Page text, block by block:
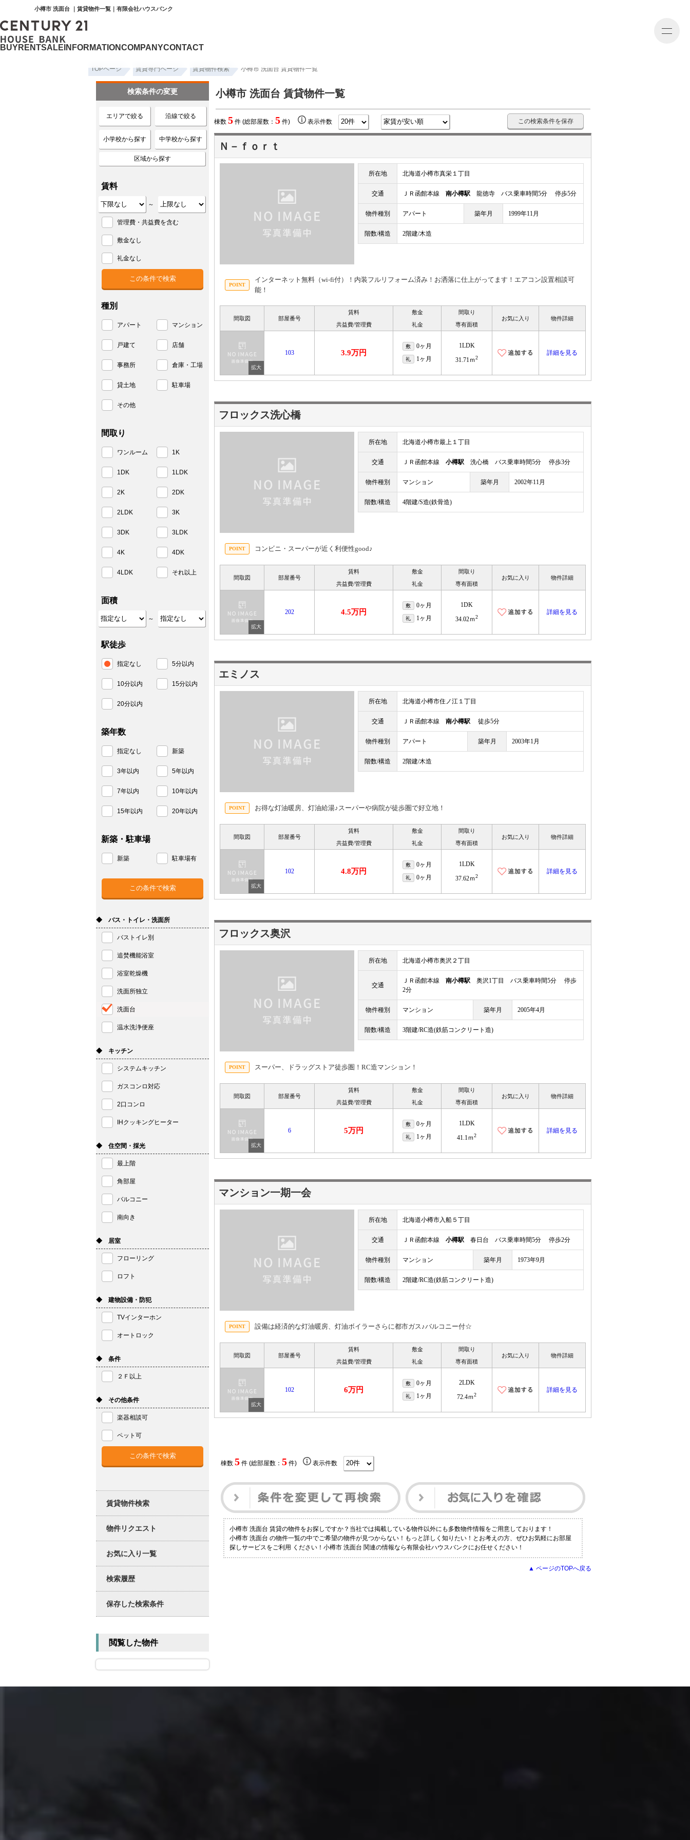
小樽市 洗面台 ｜賃貸物件一覧｜有限会社ハウスバンク
BUYRENTSALE INFORMATIONCOMPANYCONTACT
買いたい
お気に入り
閲覧履歴
保存した条件
会員登録
ログイン
マイページ
売却の流れ
売却時の諸費用
高く売るポイント
売却査定フォーム
借りたい
お気に入り
閲覧履歴
保存した条件
貸したい
初期費用設定について
入居条件の緩和
ハウスバンク
お客様の声
TOPページ 賃貸専門ページ 賃貸物件検索 小樽市 洗面台 賃貸物件一覧
小樽市 洗面台 賃貸物件一覧
棟数 5 件 (総部屋数： 5 件) 表示件数 この検索条件を保存
Ｎ－ｆｏｒｔ
所在地 北海道小樽市真栄１丁目
交通 ＪＲ函館本線 南小樽駅 龍徳寺 バス乗車時間5分 停歩5分
物件種別 アパート 築年月 1999年11月
階数/構造 2階建/木造
インターネット無料（wi-fi付）！内装フルリフォーム済み！お洒落に仕上がってます！エアコン設置相談可
能！
間取図 部屋番号
賃料
共益費/管理費
敷金
礼金
間取り
専有面積
お気に入り 物件詳細
103 3.9万円
敷 0ヶ月
礼 1ヶ月
1LDK
31.71ｍ2
詳細を見る
フロックス洗心橋
所在地 北海道小樽市最上１丁目
交通 ＪＲ函館本線 小樽駅 洗心橋 バス乗車時間5分 停歩3分
物件種別 マンション 築年月 2002年11月
階数/構造 4階建/S造(鉄骨造)
コンビニ・スーパーが近く利便性good♪
間取図 部屋番号
賃料
共益費/管理費
敷金
礼金
間取り
専有面積
お気に入り 物件詳細
202 4.5万円
敷 0ヶ月
礼 1ヶ月
1DK
34.02ｍ2
詳細を見る
エミノス
所在地 北海道小樽市住ノ江１丁目
交通 ＪＲ函館本線 南小樽駅 徒歩5分
物件種別 アパート 築年月 2003年1月
階数/構造 2階建/木造
お得な灯油暖房、灯油給湯♪スーパーや病院が徒歩圏で好立地！
間取図 部屋番号
賃料
共益費/管理費
敷金
礼金
間取り
専有面積
お気に入り 物件詳細
102 4.8万円
敷 0ヶ月
礼 0ヶ月
1LDK
37.62ｍ2
詳細を見る
フロックス奥沢
所在地 北海道小樽市奥沢２丁目
交通
ＪＲ函館本線 南小樽駅 奥沢1丁目 バス乗車時間5分 停歩
2分
物件種別 マンション 築年月 2005年4月
階数/構造 3階建/RC造(鉄筋コンクリート造)
スーパー、ドラッグストア徒歩圏！RC造マンション！
間取図 部屋番号
賃料
共益費/管理費
敷金
礼金
間取り
専有面積
お気に入り 物件詳細
6 5万円
敷 0ヶ月
礼 1ヶ月
1LDK
41.1ｍ2
詳細を見る
マンション一期一会
所在地 北海道小樽市入船５丁目
交通 ＪＲ函館本線 小樽駅 春日台 バス乗車時間5分 停歩2分
物件種別 マンション 築年月 1973年9月
階数/構造 2階建/RC造(鉄筋コンクリート造)
設備は経済的な灯油暖房、灯油ボイラーさらに都市ガス♪バルコニー付☆
間取図 部屋番号
賃料
共益費/管理費
敷金
礼金
間取り
専有面積
お気に入り 物件詳細
102 6万円
敷 0ヶ月
礼 1ヶ月
2LDK
72.4ｍ2
詳細を見る
棟数 5件 (総部屋数： 5件) 表示件数
小樽市 洗面台 賃貸の物件をお探しですか？当社では掲載している物件以外にも多数物件情報をご用意しております！
小樽市 洗面台 の物件一覧の中でご希望の物件が見つからない！もっと詳しく知りたい！とお考えの方、ぜひお気軽にお部屋
探しサービスをご利用 ください！小樽市 洗面台 関連の情報なら有限会社ハウスバンクにお任せください！
▲ ページのTOPへ戻る
検索条件の変更
エリアで絞る 沿線で絞る
小学校から探す 中学校から探す
区域から探す
賃料
～
管理費・共益費を含む
敷金なし
礼金なし
種別
アパート マンション
戸建て 店舗
事務所 倉庫・工場
貸土地 駐車場
その他
間取り
ワンルーム 1K
1DK 1LDK
2K 2DK
2LDK 3K
3DK 3LDK
4K 4DK
4LDK それ以上
面積
～
駅徒歩
指定なし 5分以内
10分以内 15分以内
20分以内
築年数
指定なし 新築
3年以内 5年以内
7年以内 10年以内
15年以内 20年以内
新築・駐車場
新築 駐車場有
◆ バス・トイレ・洗面所
バストイレ別
追焚機能浴室
浴室乾燥機
洗面所独立
洗面台
温水洗浄便座
◆ キッチン
システムキッチン
ガスコンロ対応
2口コンロ
IHクッキングヒーター
◆ 住空間・採光
最上階
角部屋
バルコニー
南向き
◆ 居室
フローリング
ロフト
◆ 建物設備・防犯
TVインターホン
オートロック
◆ 条件
２Ｆ以上
◆ その他条件
楽器相談可
ペット可
賃貸物件検索
物件リクエスト
お気に入り一覧
検索履歴
保存した検索条件
閲覧した物件